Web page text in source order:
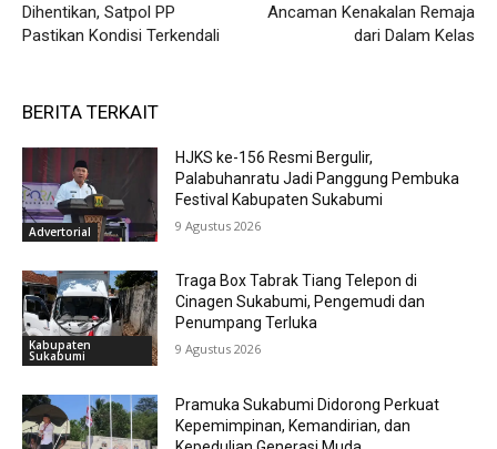
Dihentikan, Satpol PP
Pastikan Kondisi Terkendali
Ancaman Kenakalan Remaja
dari Dalam Kelas
BERITA TERKAIT
Advertorial
HJKS ke-156 Resmi Bergulir,
Palabuhanratu Jadi Panggung Pembuka
Festival Kabupaten Sukabumi
9 Agustus 2026
Kabupaten
Sukabumi
Traga Box Tabrak Tiang Telepon di
Cinagen Sukabumi, Pengemudi dan
Penumpang Terluka
9 Agustus 2026
Pramuka Sukabumi Didorong Perkuat
Kepemimpinan, Kemandirian, dan